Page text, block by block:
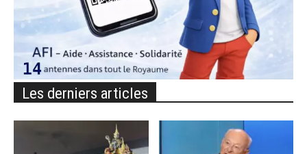
Les derniers articles